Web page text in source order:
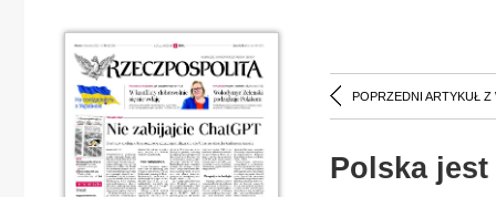
POPRZEDNI ARTYKUŁ Z
Polska